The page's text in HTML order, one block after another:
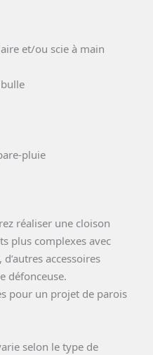
et/ou scie à main
pluie
réaliser une cloison
plus complexes avec
accessoires
défonceuse.
pour un projet de parois
selon le type de